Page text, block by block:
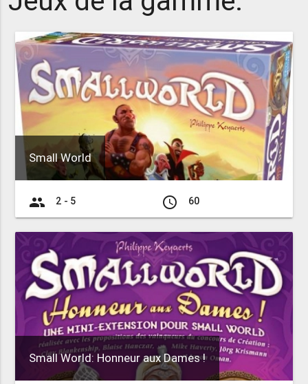
Small World
group 2 - 5 access_time 60
Small World: Honneur aux Dames !